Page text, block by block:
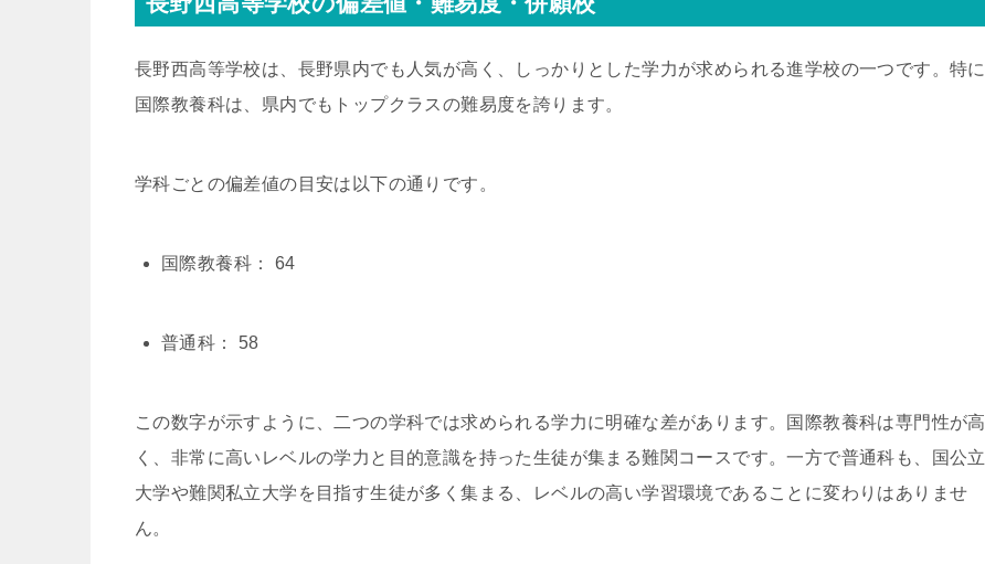
長野西高等学校は、長野県内でも人気が高く、しっかりとした学力が求められる進学校の一つです。特に
国際教養科は、県内でもトップクラスの難易度を誇ります。
学科ごとの偏差値の目安は以下の通りです。
国際教養科： 64
普通科： 58
この数字が示すように、二つの学科では求められる学力に明確な差があります。国際教養科は専門性が高
く、非常に高いレベルの学力と目的意識を持った生徒が集まる難関コースです。一方で普通科も、国公立
大学や難関私立大学を目指す生徒が多く集まる、レベルの高い学習環境であることに変わりはありませ
ん。